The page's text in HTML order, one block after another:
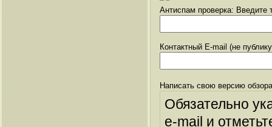
Антиспам проверка: Введите
Контактный E-mail (не
Написать свою версию
Обязательно
e-mail и